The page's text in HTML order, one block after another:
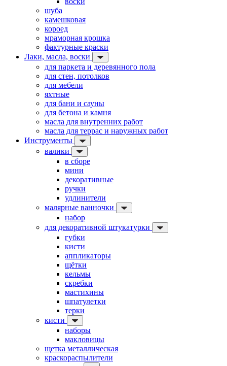
шуба
камешковая
короед
мраморная крошка
фактурные краски
Лаки, масла, воски
для паркета и деревянного пола
для стен, потолков
для мебели
яхтные
для бани и сауны
для бетона и камня
масла для внутренних работ
масла для террас и наружных работ
Инструменты
валики
в сборе
мини
декоративные
ручки
удлинители
малярные ванночки
набор
для декоративной штукатурки
губки
кисти
аппликаторы
щётки
кельмы
скребки
мастихины
шпатулетки
терки
кисти
наборы
макловицы
щетка металлическая
краскораспылители